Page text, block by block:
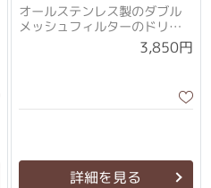
オールステンレス製のダブル
メッシュフィルターのドリッ
3,850円
詳細を見る